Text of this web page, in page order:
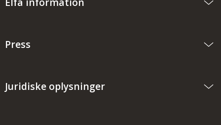
Press
Juridiske oplysninger